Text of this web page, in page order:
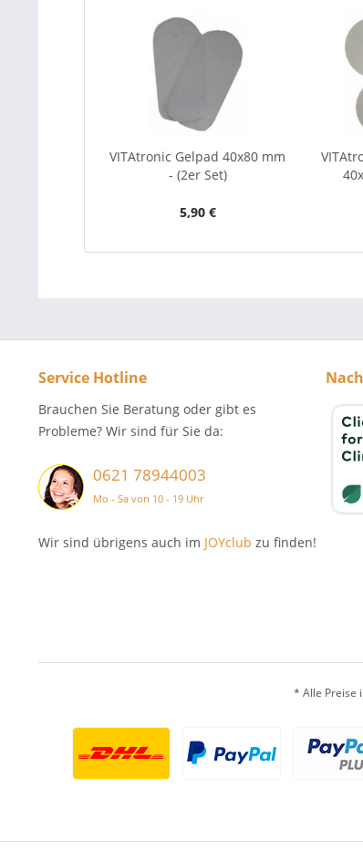
VITAtronic Gelpad 40x80 mm
- (2er Set)
5,90 €
Service Hotline
Brauchen Sie Beratung oder gibt es
Probleme? Wir sind für Sie da:
0621 78944003
Mo - Sa von 10 - 19 Uhr
Wir sind übrigens auch im JOYclub zu finden!
* Alle Preise